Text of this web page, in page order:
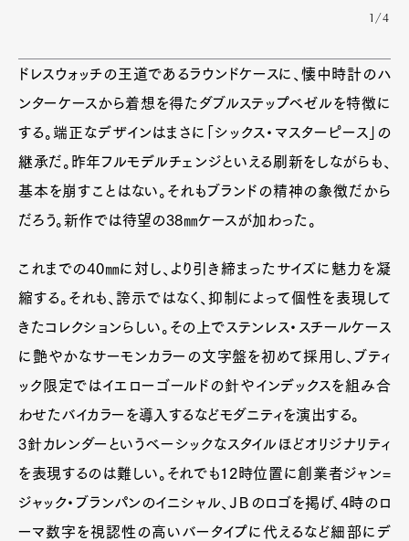
1/4
ドレスウォッチの王道であるラウンドケースに、懐中時計のハ
ンターケースから着想を得たダブルステップベゼルを特徴に
する。端正なデザインはまさに「シックス・マスターピース」の
継承だ。昨年フルモデルチェンジといえる刷新をしながらも、
基本を崩すことはない。それもブランドの精神の象徴だから
だろう。新作では待望の38㎜ケースが加わった。
これまでの40㎜に対し、より引き締まったサイズに魅力を凝
縮する。それも、誇示ではなく、抑制によって個性を表現して
きたコレクションらしい。その上でステンレス・スチールケース
に艶やかなサーモンカラーの文字盤を初めて採用し、ブティ
ック限定ではイエローゴールドの針やインデックスを組み合
わせたバイカラーを導入するなどモダニティを演出する。
3針カレンダーというベーシックなスタイルほどオリジナリティ
を表現するのは難しい。それでも12時位置に創業者ジャン=
ジャック・ブランパンのイニシャル、ＪＢのロゴを掲げ、4時のロ
ーマ数字を視認性の高いバータイプに代えるなど細部にデ